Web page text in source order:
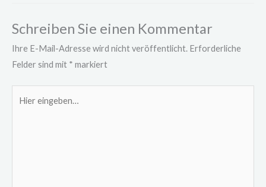
Schreiben Sie einen Kommentar
Ihre E-Mail-Adresse wird nicht veröffentlicht. Erforderliche
Felder sind mit * markiert
eingeben…